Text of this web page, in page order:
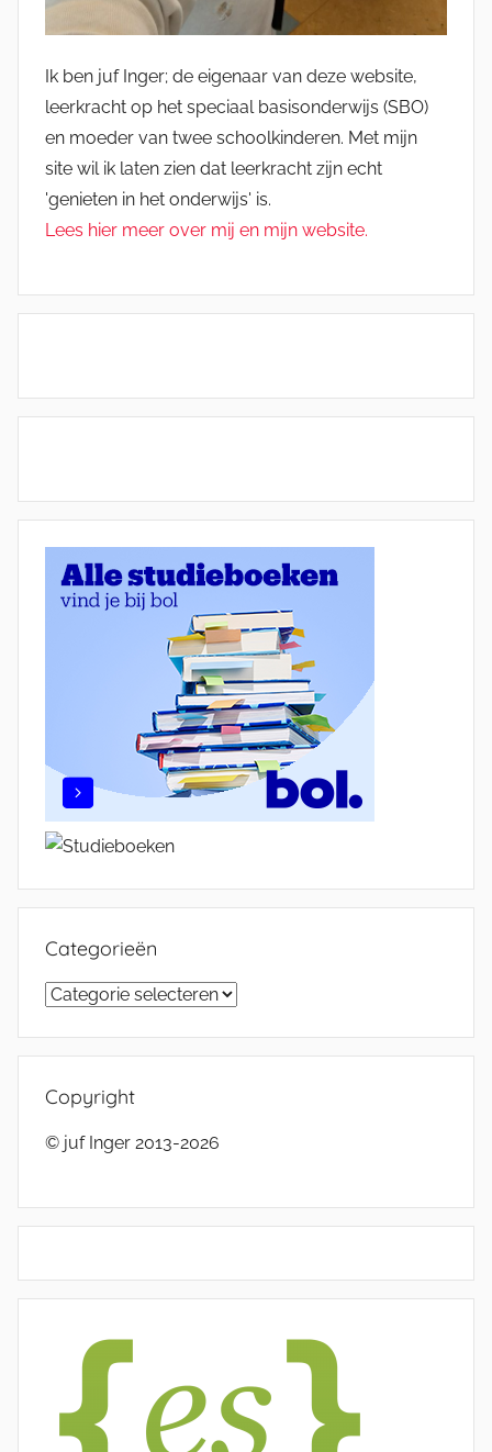
Ik ben juf Inger; de eigenaar van deze website,
leerkracht op het speciaal basisonderwijs (SBO)
en moeder van twee schoolkinderen. Met mijn
site wil ik laten zien dat leerkracht zijn echt
'genieten in het onderwijs' is.
Lees hier meer over mij en mijn website.
Categorieën
Categorieën
Copyright
© juf Inger 2013-2026